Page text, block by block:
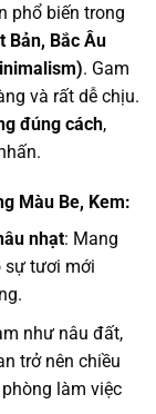
phổ biến trong
Bản, Bắc Âu
. Gam
và rất dễ chịu.
đúng cách,
Màu Be, Kem:
nhạt: Mang
sự tươi mới
như nâu đất,
trở nên chiều
làm việc